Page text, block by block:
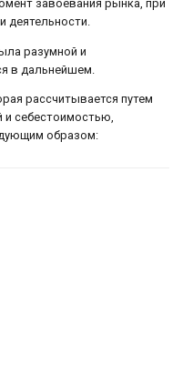
завоевания рынка, при
деятельности.
разумной и
в дальнейшем.
рассчитывается путем
и себестоимостью,
образом: